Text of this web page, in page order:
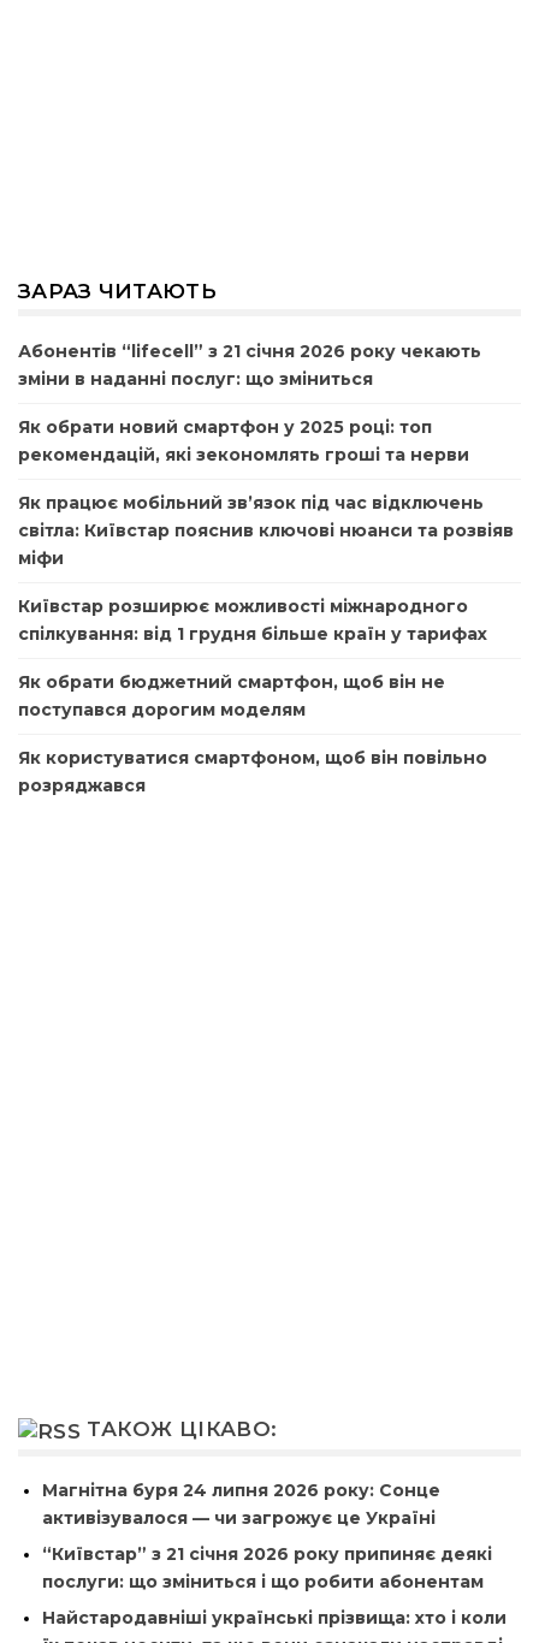
ЗАРАЗ ЧИТАЮТЬ
Абонентів “lifecell” з 21 січня 2026 року чекають
зміни в наданні послуг: що зміниться
Як обрати новий смартфон у 2025 році: топ
рекомендацій, які зекономлять гроші та нерви
Як працює мобільний зв’язок під час відключень
світла: Київстар пояснив ключові нюанси та розвіяв
міфи
Київстар розширює можливості міжнародного
спілкування: від 1 грудня більше країн у тарифах
Як обрати бюджетний смартфон, щоб він не
поступався дорогим моделям
Як користуватися смартфоном, щоб він повільно
розряджався
ТАКОЖ ЦІКАВО:
Магнітна буря 24 липня 2026 року: Сонце
активізувалося — чи загрожує це Україні
“Київстар” з 21 січня 2026 року припиняє деякі
послуги: що зміниться і що робити абонентам
Найстародавніші українські прізвища: хто і коли